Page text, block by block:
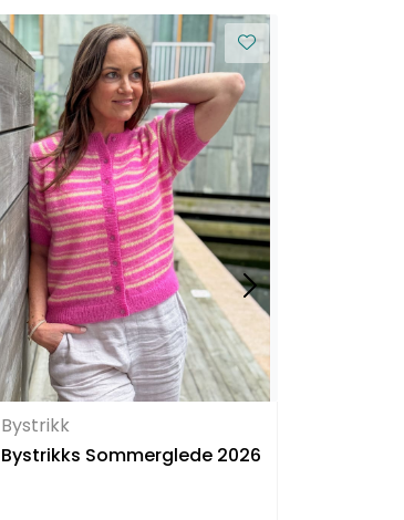
Bystrikk
Bystrikks Sommerglede 2026